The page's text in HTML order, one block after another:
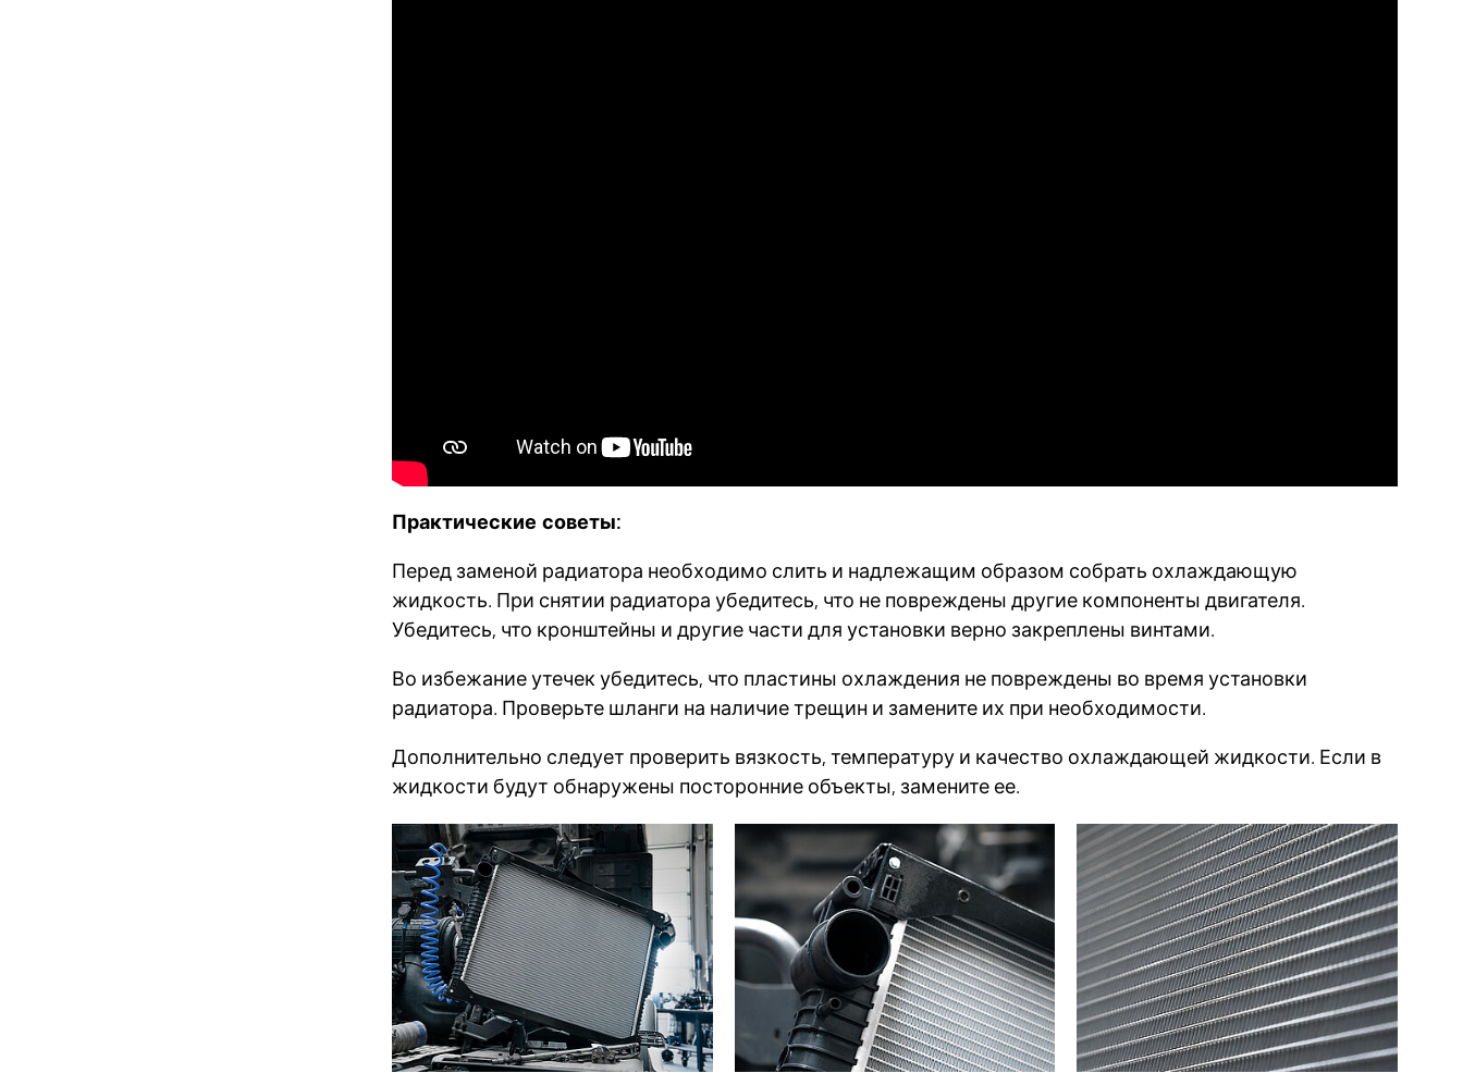
Практические советы:
Перед заменой радиатора необходимо слить и надлежащим образом собрать охлаждающую
жидкость. При снятии радиатора убедитесь, что не повреждены другие компоненты двигателя.
Убедитесь, что кронштейны и другие части для установки верно закреплены винтами.
Во избежание утечек убедитесь, что пластины охлаждения не повреждены во время установки
радиатора. Проверьте шланги на наличие трещин и замените их при необходимости.
Дополнительно следует проверить вязкость, температуру и качество охлаждающей жидкости. Если в
жидкости будут обнаружены посторонние объекты, замените ее.